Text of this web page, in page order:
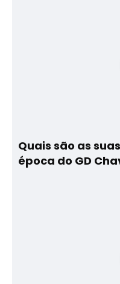
Quais são as
época do GD